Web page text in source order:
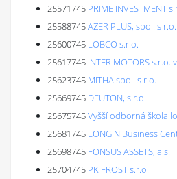
25571745 PRIME INVESTMENT
25588745AZER PLUS, spol. s r.o.
25600745 LOBCO s.r.o.
25617745 INTER MOTORS s.r.o.
25623745 MITHA spol. s r.o.
25669745 DEUTON, s.r.o.
25675745Vyšší odborná škola
25681745 LONGIN Business
25698745 FONSUS ASSETS, a.s.
25704745 PK FROST s.r.o.